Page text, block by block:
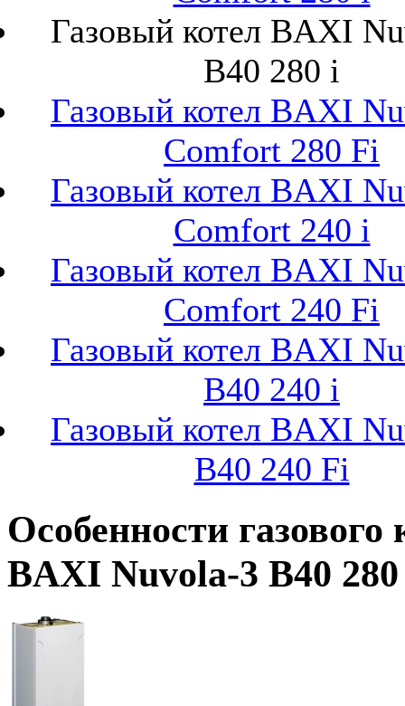
Газовый котел BAXI
B40 280 i
Газовый котел BAXI
Comfort 280 Fi
Газовый котел BAXI
Comfort 240 i
Газовый котел BAXI
Comfort 240 Fi
Газовый котел BAXI
B40 240 i
Газовый котел BAXI
B40 240 Fi
Особенности газового
BAXI Nuvola-3 B40